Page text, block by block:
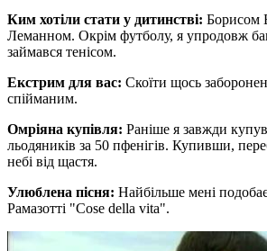
Ким хотіли стати у дитинстві: Борисом
Леманном. Окрім футболу, я упродовж
займався тенісом.
Екстрим для вас: Скоїти щось
спійманим.
Омріяна купівля: Раніше я завжди
льодяників за 50 пфенігів. Купивши,
небі від щастя.
Улюблена пісня: Найбільше мені
Рамазотті "Cose della vita".